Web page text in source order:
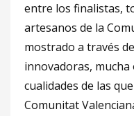
entre los finalistas,
artesanos de la
mostrado a través
innovadoras, mucha
cualidades de las
Comunitat